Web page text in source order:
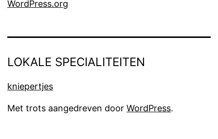
WordPress.org
LOKALE SPECIALITEITEN
kniepertjes
Met trots aangedreven door WordPress.